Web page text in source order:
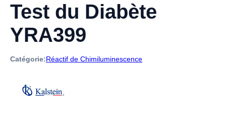
Test du Diabète
YRA399
Catégorie:Réactif de Chimiluminescence